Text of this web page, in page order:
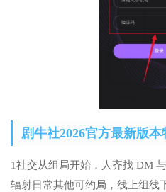
剧牛社2026官方最新版本
1社交从组局开始，人齐找 DM
辐射日常其他可约局，线上组线